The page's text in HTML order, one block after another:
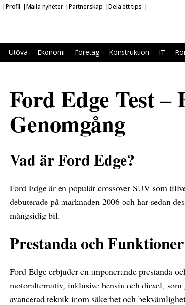
Profil Maila nyheter Partnerskap Dela ett tips
Utöva Ekonomi Företag Konstruktion IT
Ford Edge Test
Genomgång
Vad är Ford Edge?
Ford Edge är en populär crossover SUV som
debuterade på marknaden 2006 och har sedan
mångsidig bil.
Prestanda och Funktioner
Ford Edge erbjuder en imponerande prestanda
motoralternativ, inklusive bensin och diesel,
avancerad teknik inom säkerhet och